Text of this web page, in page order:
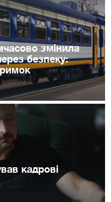
змінила
безпеку:
кадрові